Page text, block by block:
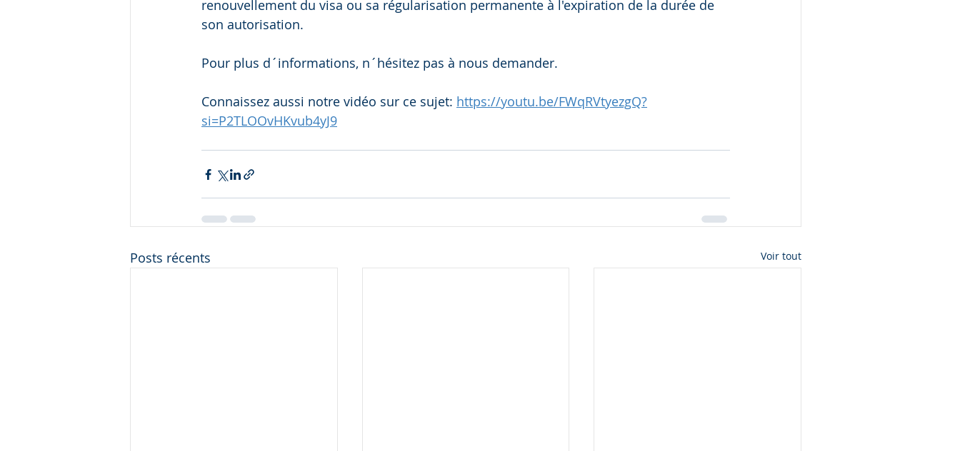
renouvellement du visa ou sa régularisation permanente à l'expiration de la durée de
son autorisation.
Pour plus d´informations, n´hésitez pas à nous demander.
Connaissez aussi notre vidéo sur ce sujet: https://youtu.be/FWqRVtyezgQ?
si=P2TLOOvHKvub4yJ9
Posts récents Voir tout